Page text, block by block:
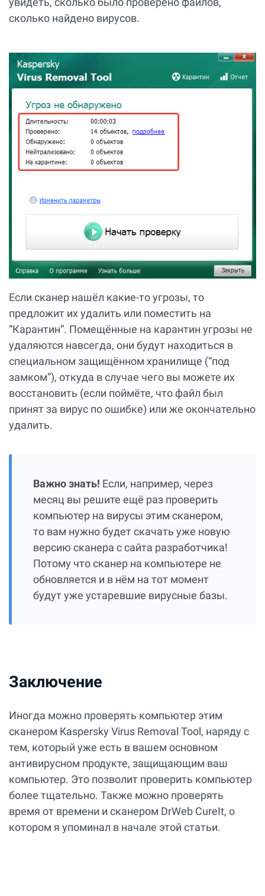
сколько найдено вирусов.
Если сканер нашёл какие-то угрозы, то
предложит их удалить или поместить на
“Карантин”. Помещённые на карантин угрозы не
удаляются навсегда, они будут находиться в
специальном защищённом хранилище (“под
замком”), откуда в случае чего вы можете их
восстановить (если поймёте, что файл был
принят за вирус по ошибке) или же окончательно
удалить.
Важно знать! Если, например, через
месяц вы решите ещё раз проверить
компьютер на вирусы этим сканером,
то вам нужно будет скачать уже новую
версию сканера с сайта разработчика!
Потому что сканер на компьютере не
обновляется и в нём на тот момент
будут уже устаревшие вирусные базы.
Заключение
Иногда можно проверять компьютер этим
сканером Kaspersky Virus Removal Tool, наряду с
тем, который уже есть в вашем основном
антивирусном продукте, защищающим ваш
компьютер. Это позволит проверить компьютер
более тщательно. Также можно проверять
время от времени и сканером DrWeb CureIt, о
котором я упоминал в начале этой статьи.